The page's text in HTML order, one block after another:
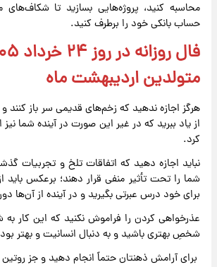
محاسبه کنید، پروژه‌هایی بسازید تا شکاف‌های
حساب بانکی خود را برطرف کنید.
متولدین اردیبهشت ماه
هرگز اجازه ندهید که زخم‌های قدیمی سر باز کنند و
از یاد ببرید که در غیر این صورت در آینده شما
کرد.
نباید اجازه دهید که اتفاقات تلخ و تجربیات
شما را تحت تأثیر منفی قرار دهند؛ برعکس باید
برای خود درس عبرتی بگیرید و در آینده از آن‌ها
عذرخواهی کردن را فراموش نکنید که این کار به
شخصِ بهتری باشید و به دنبال انسانیت و بهتر
برای آرامش ذهنتان حتماً انجام دهید و جز روتین